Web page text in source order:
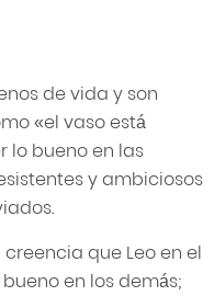
de vida y son
«el vaso está
lo bueno en las
y ambiciosos
que Leo en el
en los demás;